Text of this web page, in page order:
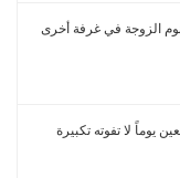
الزوجة في غرفة أخرى
لا تفوته تكبيرة